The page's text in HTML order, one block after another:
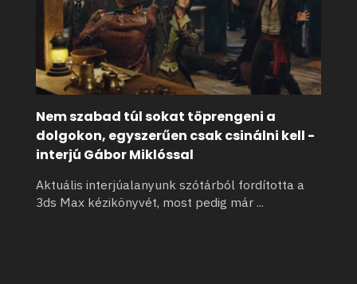
Nem szabad túl sokat töprengeni a
dolgokon, egyszerűen csak csinálni kell -
interjú Gábor Miklóssal
Aktuális interjúalanyunk szótárból fordította a
3ds Max kézikönyvét, most pedig már ...